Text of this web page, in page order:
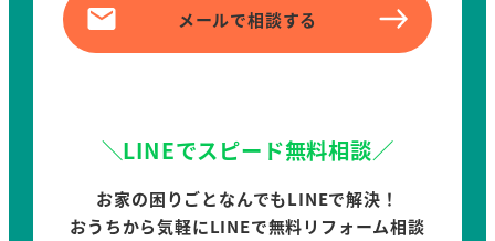
メールで相談する
＼LINEでスピード無料相談／
お家の困りごとなんでもLINEで解決！
おうちから気軽にLINEで無料リフォーム相談